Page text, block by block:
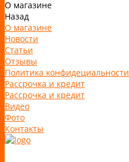
О магазине
Назад
О магазине
Новости
Статьи
Отзывы
Политика конфидециальности
Рассрочка и кредит
Рассрочка и кредит
Видео
Фото
Контакты